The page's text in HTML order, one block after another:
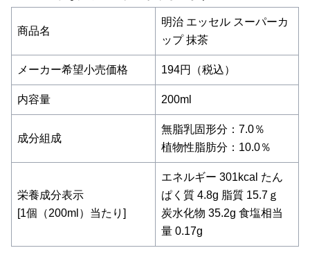
商品名
明治 エッセル スーパーカ
ップ 抹茶
メーカー希望小売価格 194円（税込）
内容量 200ml
成分組成
無脂乳固形分：7.0％
植物性脂肪分：10.0％
栄養成分表示
[1個（200ml）当たり]
エネルギー 301kcal たん
ぱく質 4.8g 脂質 15.7ｇ
炭水化物 35.2g 食塩相当
量 0.17g